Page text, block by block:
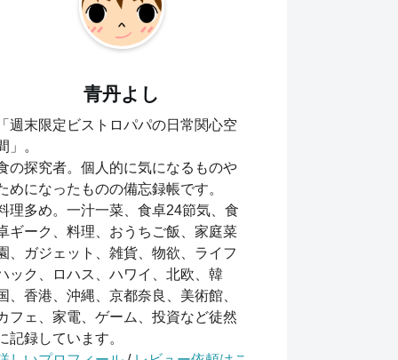
青丹よし
週末限定ビストロパパの日常関心空
」。
の探究者。個人的に気になるものや
めになったものの備忘録帳です。
理多め。一汁一菜、食卓24節気、食
ギーク、料理、おうちご飯、家庭菜
、ガジェット、雑貨、物欲、ライフ
ック、ロハス、ハワイ、北欧、韓
、香港、沖縄、京都奈良、美術館、
フェ、家電、ゲーム、投資など徒然
記録しています。